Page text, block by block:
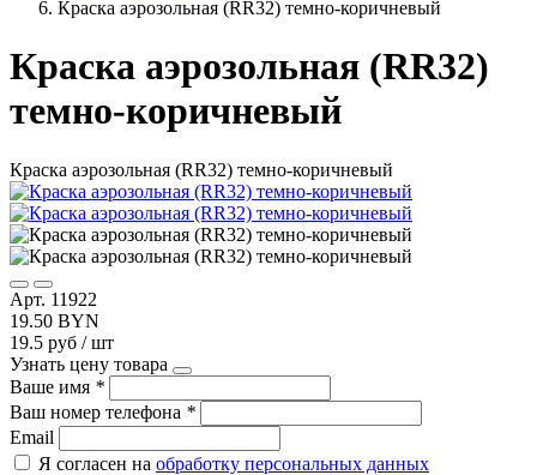
Краска аэрозольная (RR32) темно-коричневый
Краска аэрозольная (RR32)
темно-коричневый
Краска аэрозольная (RR32) темно-коричневый
Арт. 11922
19.50 BYN
19.5 руб / шт
Узнать цену товара
Ваше имя *
Ваш номер телефона *
Email
Я согласен на обработку персональных данных